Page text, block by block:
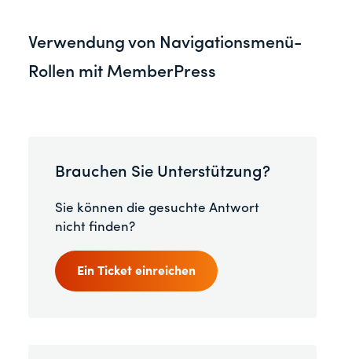
Verwendung von Navigationsmenü-
Rollen mit MemberPress
Brauchen Sie Unterstützung?
Sie können die gesuchte Antwort
nicht finden?
Ein Ticket einreichen